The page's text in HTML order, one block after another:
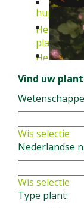
plant
Vaste
Vind uw plant
Wis selectie
Nederlandse
Wis selectie
Type plant: